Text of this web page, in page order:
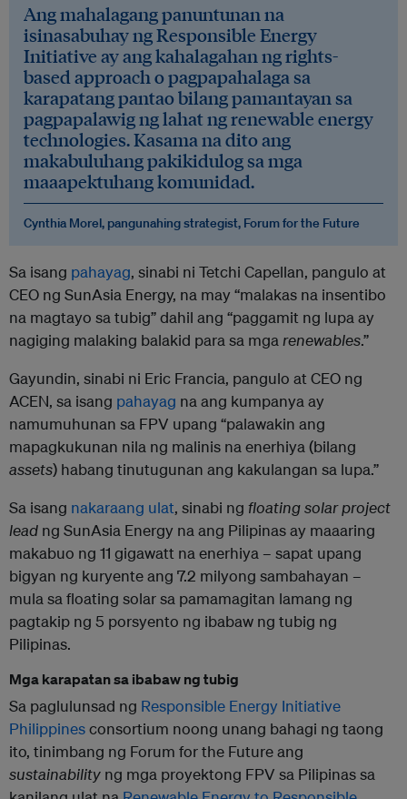
Ang mahalagang panuntunan na
isinasabuhay ng Responsible Energy
Initiative ay ang kahalagahan ng rights-
based approach o pagpapahalaga sa
karapatang pantao bilang pamantayan sa
pagpapalawig ng lahat ng renewable energy
technologies. Kasama na dito ang
makabuluhang pakikidulog sa mga
maaapektuhang komunidad.
Cynthia Morel, pangunahing strategist, Forum for the Future
Sa isang pahayag, sinabi ni Tetchi Capellan, pangulo at
CEO ng SunAsia Energy, na may “malakas na insentibo
na magtayo sa tubig” dahil ang “paggamit ng lupa ay
nagiging malaking balakid para sa mga renewables.”
Gayundin, sinabi ni Eric Francia, pangulo at CEO ng
ACEN, sa isang pahayag na ang kumpanya ay
namumuhunan sa FPV upang “palawakin ang
mapagkukunan nila ng malinis na enerhiya (bilang
assets) habang tinutugunan ang kakulangan sa lupa.”
Sa isang nakaraang ulat, sinabi ng floating solar project
lead ng SunAsia Energy na ang Pilipinas ay maaaring
makabuo ng 11 gigawatt na enerhiya – sapat upang
bigyan ng kuryente ang 7.2 milyong sambahayan –
mula sa floating solar sa pamamagitan lamang ng
pagtakip ng 5 porsyento ng ibabaw ng tubig ng
Pilipinas.
Mga karapatan sa ibabaw ng tubig
Sa paglulunsad ng Responsible Energy Initiative
Philippinesconsortium noong unang bahagi ng taong
ito, tinimbang ng Forum for the Future ang
sustainability ng mga proyektong FPV sa Pilipinas sa